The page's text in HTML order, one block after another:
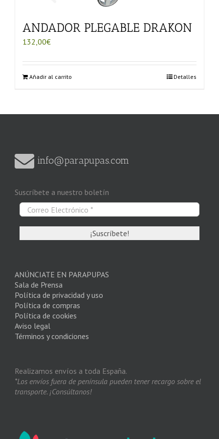
ANDADOR PLEGABLE DRAKON
132,00€
Añadir al carrito Detalles
info@parapupas.com
Suscríbete a nuestro boletín
ANÚNCIATE EN PARAPUPAS
Sala de Prensa
Política de privacidad y uso
Política de compras
Política de cookies
Aviso legal
Términos y condiciones
Realizamos envíos a toda España.
*Los envíos fuera de península pueden tener recargo sobre el
transporte. ¡Consúltanos!